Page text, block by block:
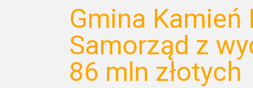
Gmina
Samorząd z
86 mln złotych